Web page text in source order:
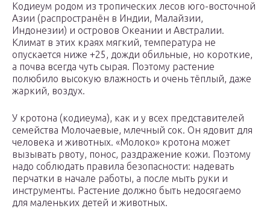
Кодиеум родом из тропических лесов юго-восточной
Азии (распространён в Индии, Малайзии,
Индонезии) и островов Океании и Австралии.
Климат в этих краях мягкий, температура не
опускается ниже +25, дожди обильные, но короткие,
а почва всегда чуть сырая. Поэтому растение
полюбило высокую влажность и очень тёплый, даже
жаркий, воздух.
У кротона (кодиеума), как и у всех представителей
семейства Молочаевые, млечный сок. Он ядовит для
человека и животных. «Молоко» кротона может
вызывать рвоту, понос, раздражение кожи. Поэтому
надо соблюдать правила безопасности: надевать
перчатки в начале работы, а после мыть руки и
инструменты. Растение должно быть недосягаемо
для маленьких детей и животных.